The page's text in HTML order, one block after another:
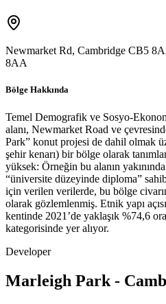
Newmarket Rd, Cambridge CB5
8AA
Bölge Hakkında
Temel Demografik ve Sosyo-
alanı, Newmarket Road ve
Park” konut projesi de dahil olmak
şehir kenarı) bir bölge olarak
yüksek: Örneğin bu alanın
“üniversite düzeyinde diploma”
için verilen verilerde, bu bölge
olarak gözlemlenmiş. Etnik yapı
kentinde 2021’de yaklaşık %74,6
kategorisinde yer alıyor.
Developer
Marleigh Park -